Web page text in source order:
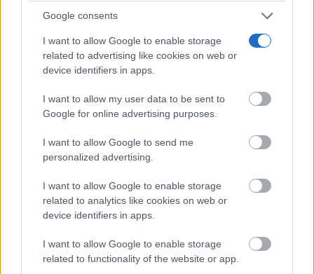
Google consents
I want to allow Google to enable storage
related to advertising like cookies on web or
device identifiers in apps.
I want to allow my user data to be sent to
Google for online advertising purposes.
I want to allow Google to send me
personalized advertising.
I want to allow Google to enable storage
related to analytics like cookies on web or
device identifiers in apps.
I want to allow Google to enable storage
related to functionality of the website or app.
Corepunk MMORPG
Un verdadero MMORPG de la vieja escuela ¡Cómo los